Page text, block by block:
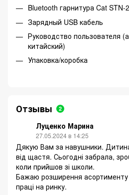
Bluetooth гарнитура Cat STN-
Зарядный USB кабель
Руководство пользователя
китайский)
Упаковка/коробка
Отзывы 2
Луценко Марина
27.05.2024 в 14:25
Дякую Вам за навушники.
від щастя. Сьогодні забрала,
коли прийшов зі школи.
Бажаю розширення асортименту
праці на ринку.